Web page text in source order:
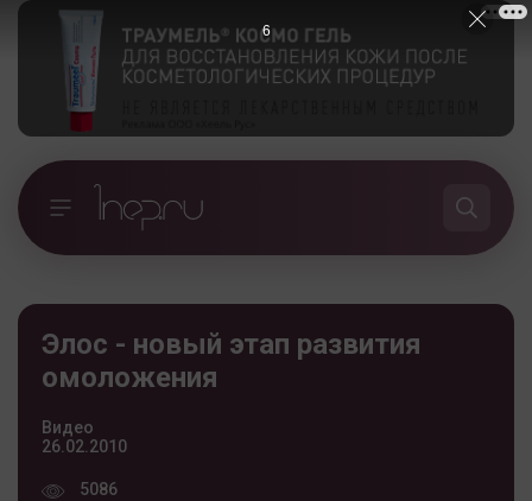
Элос - новый этап развития
омоложения
Видео
26.02.2010
5086
5